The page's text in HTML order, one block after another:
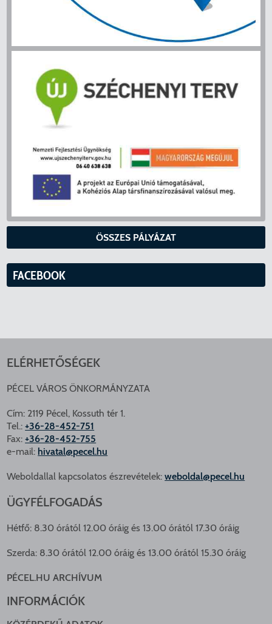
ÖSSZES PÁLYÁZAT
FACEBOOK
ELÉRHETŐSÉGEK
PÉCEL VÁROS ÖNKORMÁNYZATA
Cím: 2119 Pécel, Kossuth tér 1.
Tel.:+36-28-452-751
Fax:+36-28-452-755
e-mail: hivatal@pecel.hu
Weboldallal kapcsolatos észrevételek:weboldal@pecel.hu
ÜGYFÉLFOGADÁS
Hétfő: 8.30 órától 12.00 óráig és 13.00 órától 17.30 óráig
Szerda: 8.30 órától 12.00 óráig és 13.00 órától 15.30 óráig
PÉCEL.HU ARCHÍVUM
INFORMÁCIÓK